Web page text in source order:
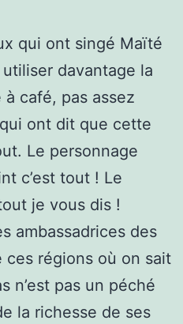
qui ont singé Maïté
davantage la
café, pas assez
ont dit que cette
Le personnage
c’est tout ! Le
je vous dis !
ambassadrices des
ces régions où on sait
n’est pas un péché
la richesse de ses